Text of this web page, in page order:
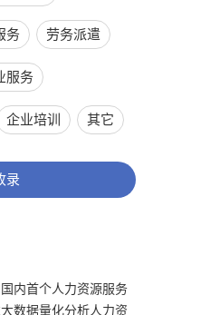
务 劳务派遣
服务
企业培训 其它
录
内首个人力资源服务
数据量化分析人力资